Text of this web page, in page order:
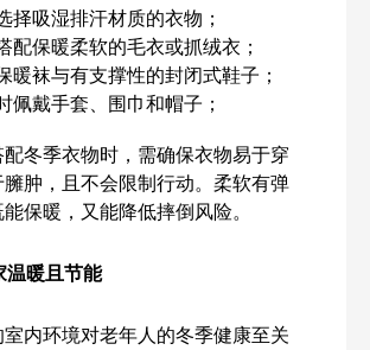
择吸湿排汗材质的衣物；
配保暖柔软的毛衣或抓绒衣；
暖袜与有支撑性的封闭式鞋子；
佩戴手套、围巾和帽子；
冬季衣物时，需确保衣物易于穿
肿，且不会限制行动。柔软有弹
保暖，又能降低摔倒风险。
温暖且节能
内环境对老年人的冬季健康至关